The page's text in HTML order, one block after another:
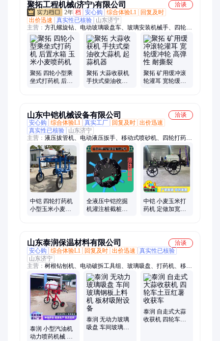
聚拓工程机械(济宁)有限公司
洽谈
2年 档 安心购 综合体验L1
回复及时
出价迅速
真实性已核验
山东济宁
主营： 方孔螺旋钻、电动玻璃吸盘车、玻璃安装机械手、四轮小
型乘坐式打药机、液压拔管机、回收式喷砂机、移动式喷砂机、
箱式喷砂机、龙门压力机、短管置换设备、移动式洗车槽、卷盘
喷灌机、智能张拉设备、智能压浆台车、车载马路吹风机、智能
清淤机器人、车载式绿篱修剪机、扫雪滚刷、车载式护栏清洗
机、电动液压扳手、管道内壁喷涂器、中部取样器、玻璃吸盘、
树叶收集车、智能钢管套丝机、全自动升降柱
聚拓 四轮小型乘
坐式打药机 后置
聚拓 大蒜收获机
手扶式柴油收大
聚拓 矿用缓冲滚
轮灌耳 宽轮缓冲
山东中铠机械设备有限公司
洽谈
安心购
综合体验L1 真实工厂 回复及时 出价迅速
真实性已核验
山东济宁
主营： 液压拔管机、电动液压扳手、移动式喷砂机、四轮打药
机、箱式喷砂机、智能清淤机器人、液压升降柱、等离子切割
机、玻璃搬运车、龙门压力机、船式洗车槽、履带绳锯机、矿用
井下电视、柴油防汛泵车、车载式马路吹风机、镗孔镗焊机、吸
粪车、除雪滚刷、破拆工具组、液压板换夹紧器、封闭式扫雪
机、机耕船、智能张拉设备、智能压浆台车、中部取样机、液压
顶管机
中铠 四轮打药机
小型玉米小麦喷
全液压中铠挖掘
机灌注桩截桩机
中铠 小麦玉米打
药机 定做加宽喷
山东泰润保温材料有限公司
洽谈
安心购
综合体验L1 回复及时 出价迅速
真实性已核验
山东济宁
主营： 树根钻刨机、电动破拆工具组、玻璃吸盘、打药机、移动
式洗车槽、智能压浆台车、管道清淤机器人、轻质板安装机、板
材吸吊机、短管置换管道修复设备、车载式马路吹风机、移动式
喷砂机、龙门压力机、扫地机、液压拔管机、井下电视、液压扳
手、回收式喷砂机、玻璃安装机械手、卷盘喷灌机、智能张拉、
马路吹风机、智能钢管套丝机、树叶收集车、箱式喷砂机、沥青
搅拌机
泰润 小型汽油机
动力喷药机械 小
泰润 无动力玻璃
吸盘 车间玻璃钢
泰润 自走式大蒜
收获机 四轮车土